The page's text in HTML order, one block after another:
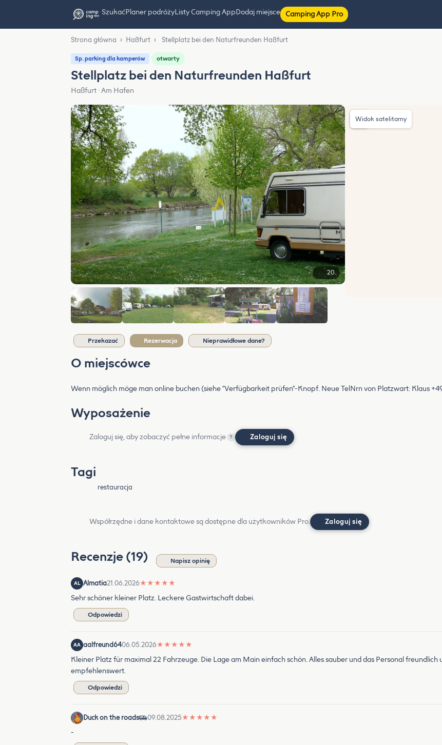
SzukaćPlaner podróżyListy Camping AppDodaj miejsce Camping App Pro
Strona główna › Haßfurt › Stellplatz bei den Naturfreunden Haßfurt
Sp. parking dla kamperów otwarty
Stellplatz bei den Naturfreunden Haßfurt
Haßfurt · Am Hafen
20
Widok satelitarny
Przekazać Rezerwacja Nieprawidłowe dane?
O miejscówce
Wenn möglich möge man online buchen (siehe "Verfügbarkeit prüfen"-Knopf. Neue TelNrn von Platzwart: Klaus
Wyposażenie
Zaloguj się, aby zobaczyć pełne informacje ? Zaloguj się
Tagi
restauracja
Współrzędne i dane kontaktowe są dostępne dla użytkowników Pro. Zaloguj się
Recenzje (19) Napisz opinię
AL Almatia21.06.2026★ ★ ★ ★ ★
Sehr schöner kleiner Platz. Leckere Gastwirtschaft dabei.
Odpowiedzi
AA aalfreund6406.05.2026★ ★ ★ ★ ★
Kleiner Platz für maximal 22 Fahrzeuge. Die Lage am Main einfach schön. Alles sauber und das Personal
empfehlenswert.
Odpowiedzi
Duck on the roads 09.08.2025★ ★ ★ ★ ★
-